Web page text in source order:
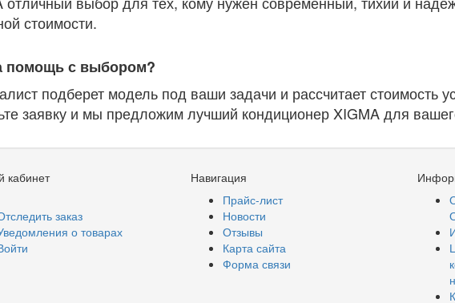
стоимости.
помощь с выбором?
подберет модель под ваши задачи и рассчитает стоимость
заявку и мы предложим лучший кондиционер XIGMA для
кабинет
заказ
о товарах
Навигация
Прайс-лист
Новости
Отзывы
Карта сайта
Форма связи